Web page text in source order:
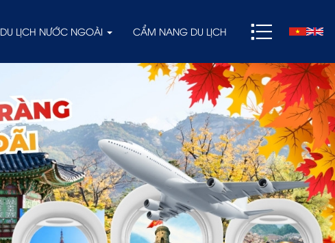
DU LỊCH NƯỚC NGOÀI CẨM NANG DU LỊCH